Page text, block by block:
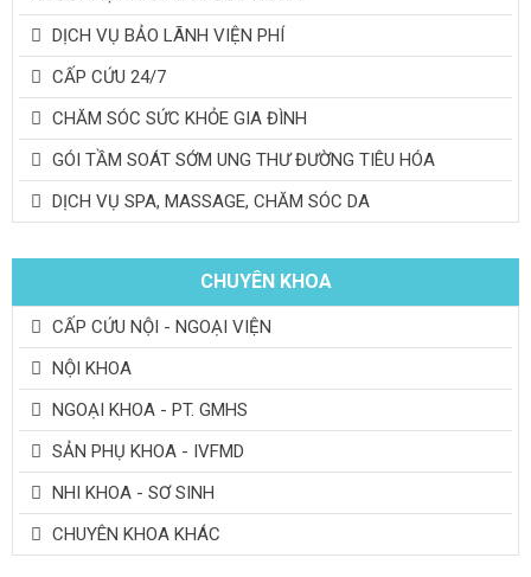
DỊCH VỤ BẢO LÃNH VIỆN PHÍ
CẤP CỨU 24/7
CHĂM SÓC SỨC KHỎE GIA ĐÌNH
GÓI TẦM SOÁT SỚM UNG THƯ ĐƯỜNG TIÊU HÓA
DỊCH VỤ SPA, MASSAGE, CHĂM SÓC DA
CHUYÊN KHOA
CẤP CỨU NỘI - NGOẠI VIỆN
NỘI KHOA
NGOẠI KHOA - PT. GMHS
SẢN PHỤ KHOA - IVFMD
NHI KHOA - SƠ SINH
CHUYÊN KHOA KHÁC